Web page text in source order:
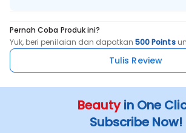
Pernah Coba Produk ini?
Yuk, beri penilaian dan dapatkan500 Points
Tulis Review
Beautyin One
Subscribe Now!